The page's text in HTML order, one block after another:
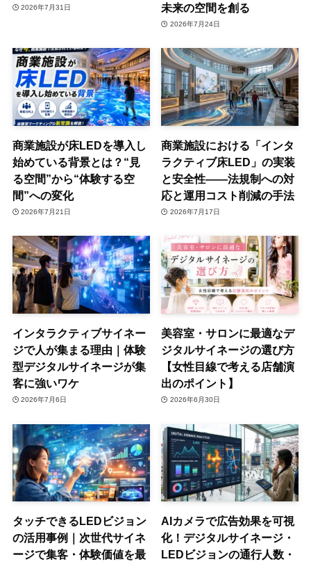
2026年7月31日
未来の空間を創る
2026年7月24日
商業施設が床LEDを導入し
始めている背景とは？“見
る空間”から“体験する空
間”への変化
2026年7月21日
商業施設における「インタ
ラクティブ床LED」の実装
と安全性——法規制への対
応と運用コスト削減の手法
2026年7月17日
インタラクティブサイネー
ジで人が集まる理由｜体験
型デジタルサイネージが集
客に強いワケ
2026年7月6日
美容室・サロンに最適なデ
ジタルサイネージの選び方
【女性目線で考える店舗演
出のポイント】
2026年6月30日
タッチできるLEDビジョン
の活用事例｜次世代サイネ
ージで集客・体験価値を最
AIカメラで広告効果を可視
化！デジタルサイネージ・
LEDビジョンの通行人数・